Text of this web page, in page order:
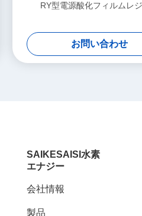
RY型電源酸化フィルムレ
お問い合わせ
SAIKESAISI水素
エナジー
会社情報
製品